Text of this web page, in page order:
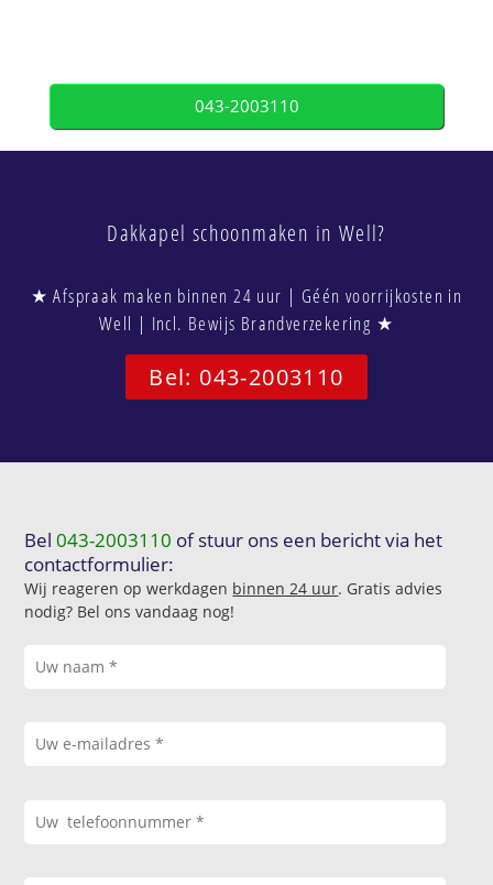
043-2003110
Dakkapel schoonmaken in Well?
★ Afspraak maken binnen 24 uur | Géén voorrijkosten in
Well | Incl. Bewijs Brandverzekering ★
Bel: 043-2003110
Bel043-2003110 of stuur ons een bericht via het
contactformulier:
Wij reageren op werkdagen binnen 24 uur. Gratis advies
nodig? Bel ons vandaag nog!